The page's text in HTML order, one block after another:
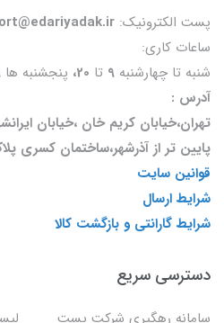
پست الکترونیک:
ساعات کاری:
شنبه تا چهارشنبه 9 تا 20، پنجشنبه ها
آدرس :
تهران،خیابان کریم خان ،خیابان
پایین تر از آذرشهر،ساختمان کسری پلاک
قوانین سایت
شرایط ارسال
شرایط گارانتی و بازگشت کالا
دسترسی سریع
سامانه رهگیری شرکت پست